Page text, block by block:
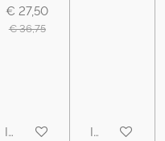
€ 27,50
€ 36,75
In winkelwagenIn